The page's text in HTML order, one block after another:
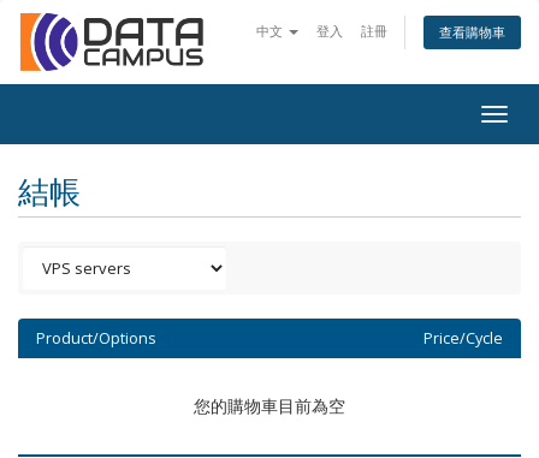
中文 登入 註冊 查看購物車
結帳
Product/Options Price/Cycle
您的購物車目前為空